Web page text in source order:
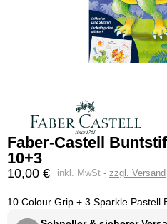
Faber-Castell
10+3
10,00 € inkl. MwSt zzgl. Versand
10 Colour Grip + 3 Sparkle Pastell